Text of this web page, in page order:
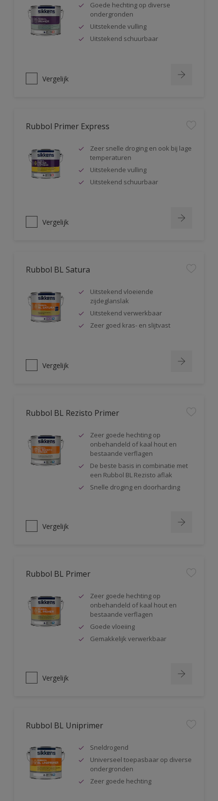
Goede hechting op diverse
ondergronden
Uitstekende vulling
Uitstekend schuurbaar
Vergelijk
Rubbol Primer Express
Zeer snelle droging en ook bij lage
temperaturen
Uitstekende vulling
Uitstekend schuurbaar
Vergelijk
Rubbol BL Satura
Uitstekend vloeiende
zijdeglanslak
Uitstekend verwerkbaar
Zeer goed kras- en slijtvast
Vergelijk
Rubbol BL Rezisto Primer
Zeer goede hechting op
onbehandeld of kaal hout en
bestaande verflagen
De beste basis in combinatie met
een Rubbol BL Rezisto aflak
Snelle droging en doorharding
Vergelijk
Rubbol BL Primer
Zeer goede hechting op
onbehandeld of kaal hout en
bestaande verflagen
Goede vloeiing
Gemakkelijk verwerkbaar
Vergelijk
Rubbol BL Uniprimer
Sneldrogend
Universeel toepasbaar op diverse
ondergronden
Zeer goede hechting